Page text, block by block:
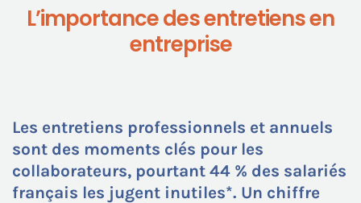
L’importance des entretiens en
entreprise
Les entretiens professionnels et annuels
sont des moments clés pour les
collaborateurs, pourtant 44 % des salariés
français les jugent inutiles*. Un chiffre